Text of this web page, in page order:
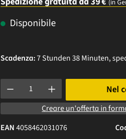
(in
Disponibile
Scadenza:7 Stunden 38 Minuten,
Quantità del prodotto: inserisci la
Nel
Creare un'offerta in
EAN4058462031076